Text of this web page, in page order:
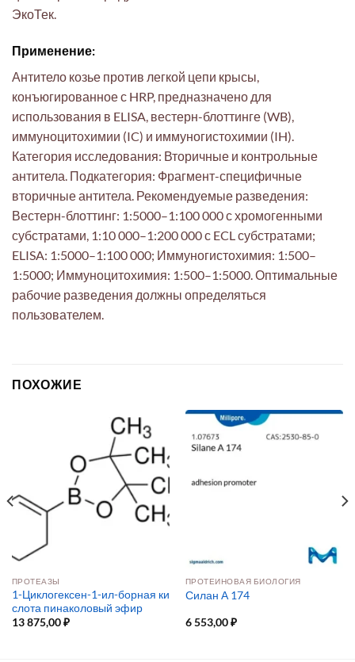
ЭкоТек.
Применение:
Антитело козье против легкой цепи крысы,
конъюгированное с HRP, предназначено для
использования в ELISA, вестерн-блоттинге (WB),
иммуноцитохимии (IC) и иммуногистохимии (IH).
Категория исследования: Вторичные и контрольные
антитела. Подкатегория: Фрагмент-специфичные
вторичные антитела. Рекомендуемые разведения:
Вестерн-блоттинг: 1:5000–1:100 000 с хромогенными
субстратами, 1:10 000–1:200 000 с ECL субстратами;
ELISA: 1:5000–1:100 000; Иммуногистохимия: 1:500–
1:5000; Иммуноцитохимия: 1:500–1:5000. Оптимальные
рабочие разведения должны определяться
пользователем.
ПОХОЖИЕ
ПРОТЕАЗЫ
1-Циклогексен-1-ил-борная ки
слота пинаколовый эфир
13 875,00₽
ПРОТЕИНОВАЯ БИОЛОГИЯ
Силан А 174
6 553,00₽